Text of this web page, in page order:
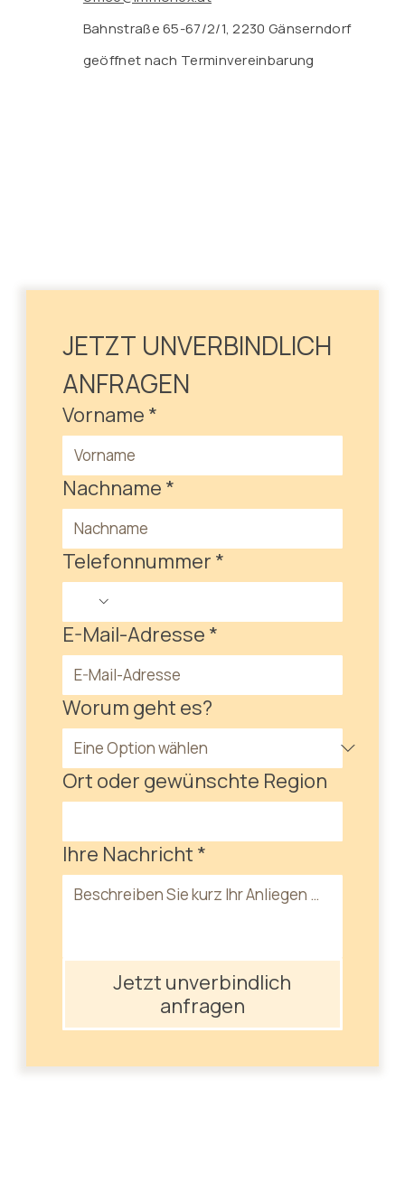
Bahnstraße 65-67/2/1, 2230 Gänserndorf
geöffnet nach Terminvereinbarung
JETZT UNVERBINDLICH
ANFRAGEN
Vorname *
Nachname *
Telefonnummer *
E-Mail-Adresse *
Worum geht es?
Ort oder gewünschte Region
Ihre Nachricht *
Jetzt unverbindlich
anfragen